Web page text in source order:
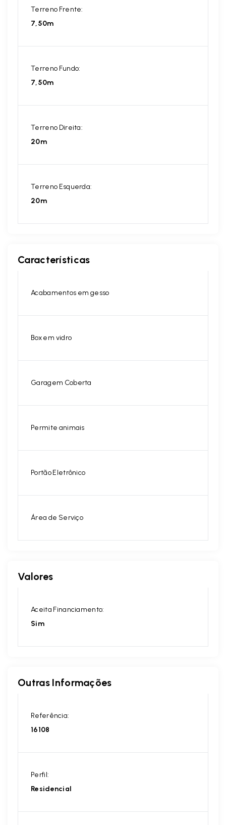
Terreno Frente:
7,50m
Terreno Fundo:
7,50m
Terreno Direita:
20m
Terreno Esquerda:
20m
Características
Acabamentos em gesso
Box em vidro
Garagem Coberta
Permite animais
Portão Eletrônico
Área de Serviço
Valores
Aceita Financiamento:
Sim
Outras Informações
Referência:
16108
Perfil:
Residencial